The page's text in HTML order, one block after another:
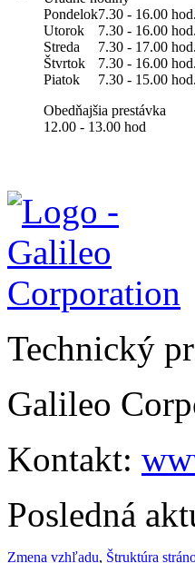
Pondelok7.30 - 16.00 hod.
Utorok
7.30 - 16.00 hod.
Streda
7.30 - 17.00 hod.
Štvrtok
7.30 - 16.00 hod.
Piatok
7.30 - 15.00 hod.
Obedňajšia prestávka
12.00 - 13.00 hod
Technický
Galileo
Kontakt:
Posledná
Zmena vzhľadu, Štruktúra